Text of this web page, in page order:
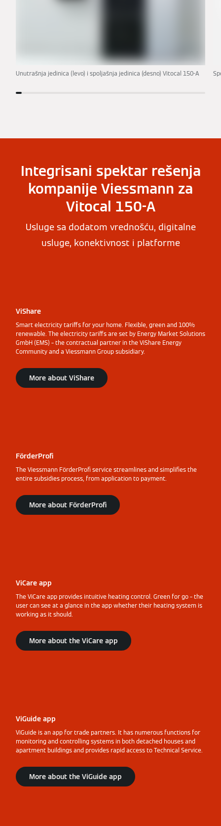
Unutrašnja jedinica (levo) i spoljašnja jedinica (desno) Vitocal 150-A
Integrisani spektar rešenja
kompanije Viessmann za
Vitocal 150-A
Usluge sa dodatom vrednošću, digitalne
usluge, konektivnost i platforme
ViShare
Smart electricity tariffs for your home. Flexible, green and 100%
renewable. The electricity tariffs are set by Energy Market Solutions
GmbH (EMS) – the contractual partner in the ViShare Energy
Community and a Viessmann Group subsidiary.
More about ViShare
FörderProfi
The Viessmann FörderProfi service streamlines and simplifies the
entire subsidies process, from application to payment.
More about FörderProfi
ViCare app
The ViCare app provides intuitive heating control. Green for go – the
user can see at a glance in the app whether their heating system is
working as it should.
More about the ViCare app
ViGuide app
ViGuide is an app for trade partners. It has numerous functions for
monitoring and controlling systems in both detached houses and
apartment buildings and provides rapid access to Technical Service.
More about the ViGuide app